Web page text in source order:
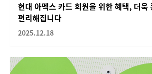
현대 아멕스 카드 회원을 위한 혜택, 더욱
편리해집니다
2025.12.18